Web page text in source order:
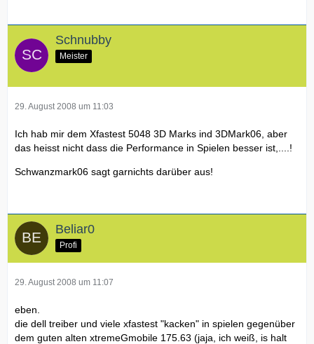
Schnubby
Meister
29. August 2008 um 11:03
Ich hab mir dem Xfastest 5048 3D Marks ind 3DMark06, aber
das heisst nicht dass die Performance in Spielen besser ist,....!
Schwanzmark06 sagt garnichts darüber aus!
Beliar0
Profi
29. August 2008 um 11:07
eben.
die dell treiber und viele xfastest "kacken" in spielen gegenüber
dem guten alten xtremeGmobile 175.63 (jaja, ich weiß, is halt